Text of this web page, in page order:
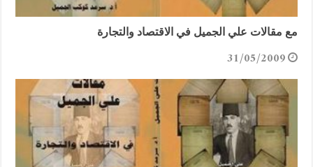
مع مقالات علي الجميل في الاقتصاد والتجارة
31/05/2009